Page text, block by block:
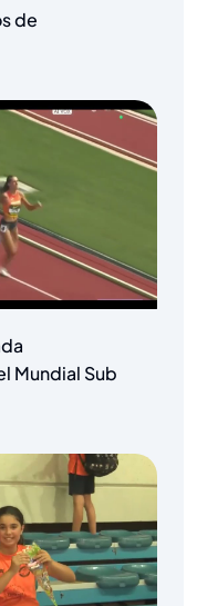
de
Mundial Sub